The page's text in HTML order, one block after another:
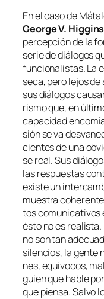
En el ca­so de
George V. Higgins
per­cep­ción de la
se­rie de diá­lo­gos
fun­cio­na­lis­tas. La
se­ca, pe­ro le­jos
sus diá­lo­gos
ris­mo que, en
ca­pa­ci­dad
sión se va
cien­tes de una
se real. Sus
las res­pues­tas
exis­te un
mues­tra
tos co­mu­ni­ca­ti­vos
és­to no es
no son tan
si­len­cios, la gen­te
nes, equí­vo­cos,
guien que ha­ble
que pien­sa. Salvo